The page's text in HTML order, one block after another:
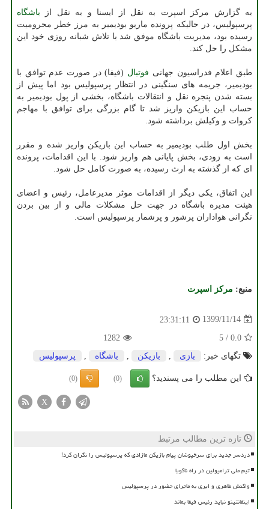
به گزارش مرکز اسپرت به نقل از ایسنا و به نقل از باشگاه
پرسپولیس، در حالیکه پرونده ماریو بودیمیر به مرز خطر محرومیت
رسیده بود، مدیریت باشگاه موفق شد با تلاش شبانه روزی خود این
مشکل را حل کند.
طبق اعلام فدراسیون جهانی فوتبال (فیفا) در صورت عدم توافق با
بودیمیر، جریمه های سنگینی در انتظار پرسپولیس بود اما پیش از
بسته شدن پنجره نقل و انتقالات باشگاه، بخشی از پول بودیمیر به
حساب این بازیکن واریز شد تا گام بزرگی برای توافق با مهاجم
کروات و وکیلش برداشته شود.
بخش اول طلب بودیمیر به حساب این بازیکن واریز شده و مقرر
است به زودی، بخش پایانی هم واریز شود. با این اقدامات، پرونده
ای که از گذشته به ارث رسیده، به صورت کامل حل شود.
این اتفاق، یکی دیگر از اقدامات موثر مدیرعامل، رئیس و اعضای
هیئت مدیره باشگاه در جهت حل مشکلات مالی و از بین بردن
نگرانی هواداران پرشور و پرشمار پرسپولیس است.
منبع: مركز اسپرت
1399/11/14
23:31:11
0.0
/
5
1282
تگهای خبر:
بازی بازیكن باشگاه پرسپولیس
این مطلب را می پسندید؟ (0)
(0)
X
تازه ترین مطالب مرتبط
دردسر جدید برای سرخپوشان پیام بازیکن مازادی که پرسپولیس را نگران کرد!
تیم ملی ترامپولین در راه ناگویا
واکنش طاهری و ایری به ماجرای حضور در پرسپولیس
اینفانتینو نباید رئیس فیفا بماند